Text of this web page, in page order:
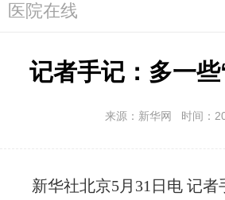
医院在线
记者手记：多一
来源：新华网 时间：
新华社北京5月31日电 记者